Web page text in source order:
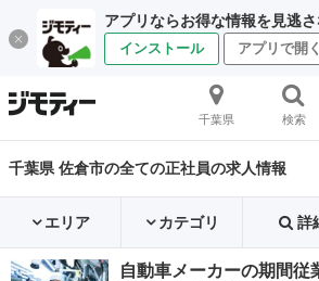
アプリならお得な情報を見逃さ
インストール アプリで開く
千葉県 検索
千葉県 佐倉市の全ての正社員の求人情報
エリア カテゴリ 詳
自動車メーカーの期間従